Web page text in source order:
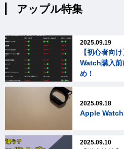
アップル特集
2025.09.19
【初心者向
Watch購入前
め！
2025.09.18
Apple
2025.09.10